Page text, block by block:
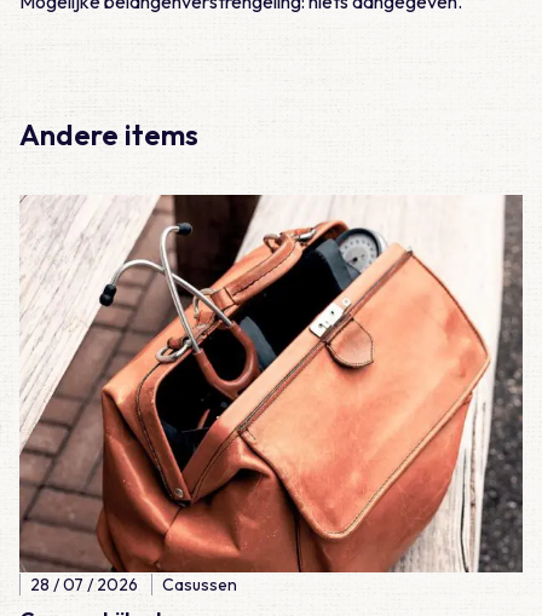
Andere items
28 / 07 / 2026 Casussen
Lees meer over Casus – Lijkschouw